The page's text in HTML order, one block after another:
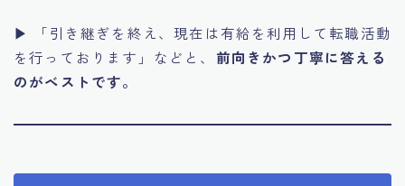
▶ 「引き継ぎを終え、現在は有給を利用して転職活動
を行っております」などと、 前向きかつ丁寧に答える
のがベストです。